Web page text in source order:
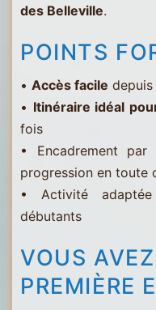
des Belleville.
POINTS
• Accès facile depuis
• Itinéraire idéal
fois
• Encadrement
progression en toute
• Activité
débutants
VOUS
PREMIÈRE